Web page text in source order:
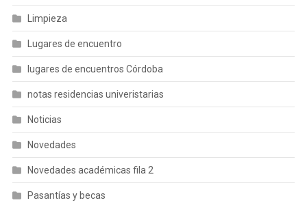
Limpieza
Lugares de encuentro
lugares de encuentros Córdoba
notas residencias univeristarias
Noticias
Novedades
Novedades académicas fila 2
Pasantías y becas